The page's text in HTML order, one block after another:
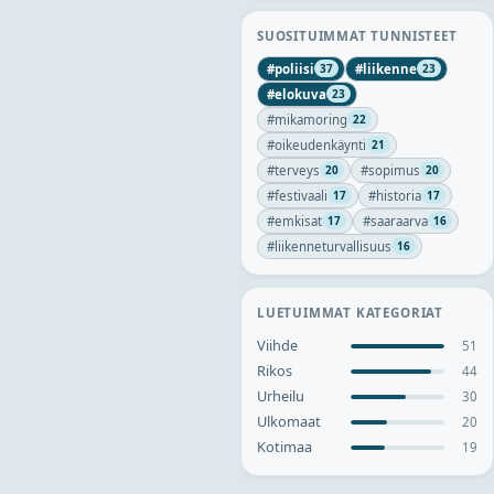
SUOSITUIMMAT TUNNISTEET
#poliisi 37 #liikenne 23
#elokuva 23
#mikamoring 22
#oikeudenkäynti 21
#terveys 20 #sopimus 20
#festivaali 17 #historia 17
#emkisat 17 #saaraarva 16
#liikenneturvallisuus 16
LUETUIMMAT KATEGORIAT
Viihde 51
Rikos 44
Urheilu 30
Ulkomaat 20
Kotimaa 19